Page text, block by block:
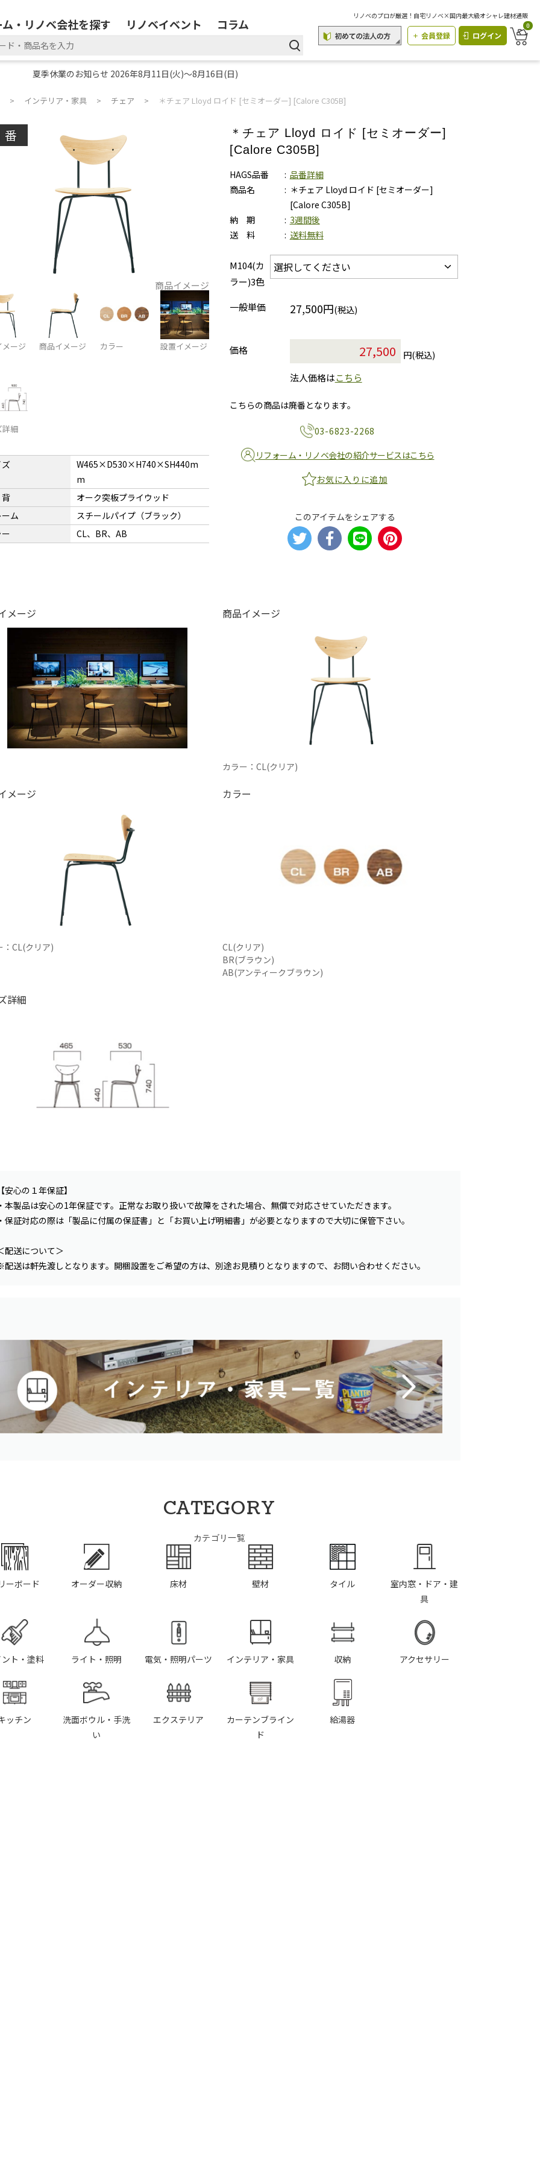
・リノベ会社を探す リノベイベント コラム
リノベのプロが厳選！自宅リノベ×国内最大級オシャレ建材通販
会員登録 ログイン
0
夏季休業のお知らせ 2026年8月11日(火)～8月16日(日)
インテリア・家具 チェア ＊チェア Lloyd ロイド [セミオーダー] [Calore C305B]
商品イメージ
ージ 商品イメージ カラー 設置イメージ
詳細
W465×D530×H740×SH440m
m
オーク突板プライウッド
ム
スチールパイプ（ブラック）
CL、BR、AB
＊チェア Lloyd ロイド [セミオーダー]
[Calore C305B]
HAGS品番
品番詳細
商品名
＊チェア Lloyd ロイド [セミオーダー]
[Calore C305B]
納 期
3週間後
送 料
送料無料
M104(カ
ラー)3色
一般単価
27,500円(税込)
価格
円(税込)
法人価格はこちら
こちらの商品は廃番となります。
03-6823-2268
リフォーム・リノベ会社の紹介サービスはこちら
お気に入りに追加
このアイテムをシェアする
メージ 商品イメージ
カラー：CL(クリア)
メージ
：CL(クリア)
カラー
CL(クリア)
BR(ブラウン)
AB(アンティークブラウン)
詳細
安心の１年保証】
本製品は安心の1年保証です。正常なお取り扱いで故障をされた場合、無償で対応させていただきます。
保証対応の際は「製品に付属の保証書」と「お買い上げ明細書」が必要となりますので大切に保管下さい。
配送について＞
送は軒先渡しとなります。開梱設置をご希望の方は、別途お見積りとなりますので、お問い合わせください。
CATEGORY
カテゴリ一覧
ーボード オーダー収納 床材 壁材 タイル
室内窓・ドア・建
具
ト・塗料 ライト・照明 電気・照明パーツ インテリア・家具 収納 アクセサリー
ッチン
洗面ボウル・手洗
い
エクステリア
カーテンブライン
ド
給湯器